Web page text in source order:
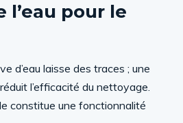
l’eau pour le
d’eau laisse des traces ; une
l’efficacité du nettoyage.
constitue une fonctionnalité